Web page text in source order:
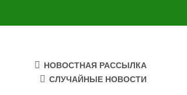
НОВОСТНАЯ РАССЫЛКА
СЛУЧАЙНЫЕ НОВОСТИ